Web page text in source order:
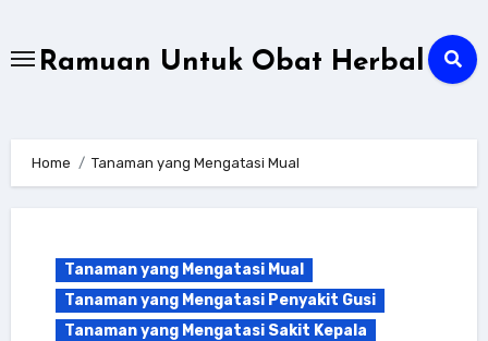
contentRamuan Untuk Obat Herbal
Home Tanaman yang Mengatasi Mual
Tanaman yang Mengatasi Mual
Tanaman yang Mengatasi Penyakit Gusi
Tanaman yang Mengatasi Sakit Kepala